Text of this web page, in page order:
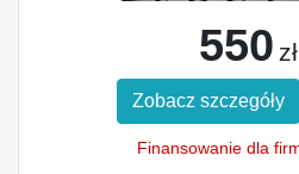
550 zł
Zobacz szczegóły
Finansowanie dla